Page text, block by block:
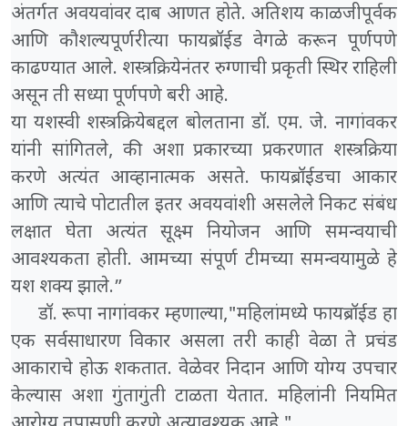
अंतर्गत अवयवांवर दाब आणत होते. अतिशय काळजीपूर्वक
आणि कौशल्यपूर्णरीत्या फायब्रॉईड वेगळे करून पूर्णपणे
काढण्यात आले. शस्त्रक्रियेनंतर रुग्णाची प्रकृती स्थिर राहिली
असून ती सध्या पूर्णपणे बरी आहे.
या यशस्वी शस्त्रक्रियेबद्दल बोलताना डॉ. एम. जे. नागांवकर
यांनी सांगितले, की अशा प्रकारच्या प्रकरणात शस्त्रक्रिया
करणे अत्यंत आव्हानात्मक असते. फायब्रॉईडचा आकार
आणि त्याचे पोटातील इतर अवयवांशी असलेले निकट संबंध
लक्षात घेता अत्यंत सूक्ष्म नियोजन आणि समन्वयाची
आवश्यकता होती. आमच्या संपूर्ण टीमच्या समन्वयामुळे हे
यश शक्य झाले.”
डॉ. रूपा नागांवकर म्हणाल्या,"महिलांमध्ये फायब्रॉईड हा
एक सर्वसाधारण विकार असला तरी काही वेळा ते प्रचंड
आकाराचे होऊ शकतात. वेळेवर निदान आणि योग्य उपचार
केल्यास अशा गुंतागुंती टाळता येतात. महिलांनी नियमित